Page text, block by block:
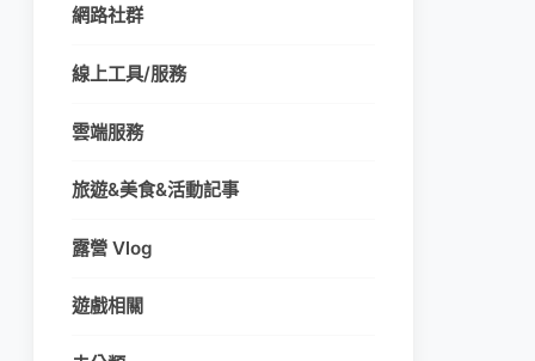
網路社群
線上工具/服務
雲端服務
旅遊&美食&活動記事
露營 Vlog
遊戲相關